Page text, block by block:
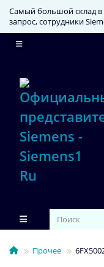
Самый большой склад в
запрос, сотрудники
Прочее